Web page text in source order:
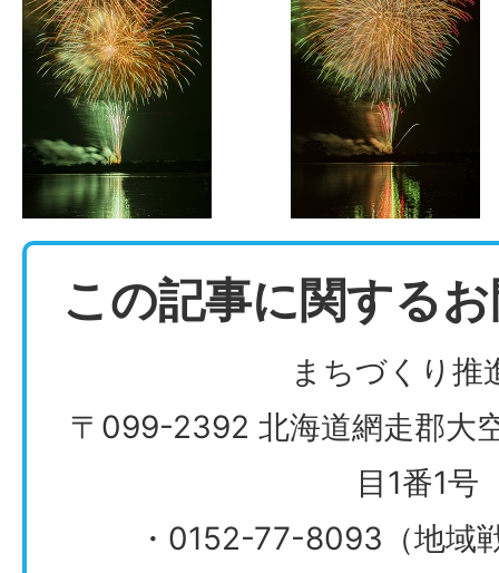
この記事に関する
まちづくり推
〒099-2392 北海道網走郡大
目1番1号
・0152-77-8093（地域